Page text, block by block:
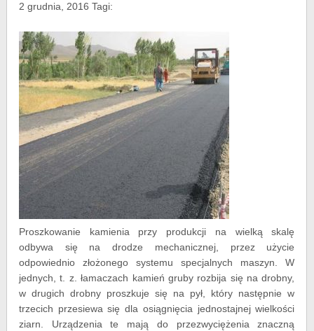
2 grudnia, 2016 Tagi:
Proszkowanie kamienia przy produkcji na wielką skalę
odbywa się na drodze mechanicznej, przez użycie
odpowiednio złożonego systemu specjalnych maszyn. W
jednych, t. z. łamaczach kamień gruby rozbija się na drobny,
w drugich drobny proszkuje się na pył, który następnie w
trzecich przesiewa się dla osiągnięcia jednostajnej wielkości
ziarn. Urządzenia te mają do przezwyciężenia znaczną